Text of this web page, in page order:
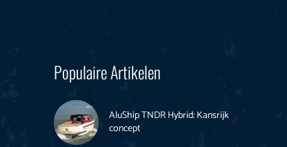
Populaire Artikelen
AluShip TNDR Hybrid: Kansrijk
concept